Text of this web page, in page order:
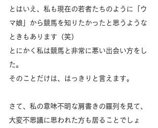
とはいえ、私も現在の若者たちのように「ウ
マ娘」から競馬を知りたかったと思うような
ときもあります（笑）
とにかく私は競馬と非常に悪い出会い方をし
た。
そのことだけは、はっきりと言えます。
さて、私の意味不明な肩書きの羅列を見て、
大変不思議に思われた方も居ることでしょ